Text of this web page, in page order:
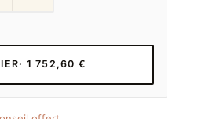
· 1 752,60 €